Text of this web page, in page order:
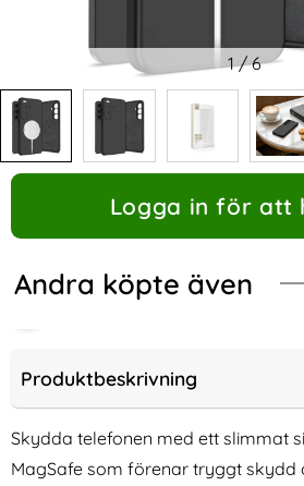
1/6
Logga in för att
Andra köpte även
Produktbeskrivning
Skydda telefonen med ett slimmat
MagSafe som förenar tryggt skydd